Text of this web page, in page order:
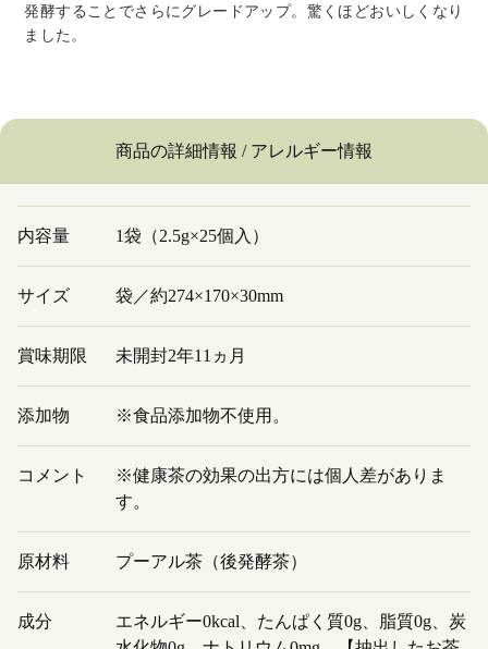
発酵することでさらにグレードアップ。驚くほどおいしくなり
ました。
商品の詳細情報 / アレルギー情報
内容量 1袋（2.5g×25個入）
サイズ 袋／約274×170×30mm
賞味期限 未開封2年11ヵ月
添加物 ※食品添加物不使用。
コメント
※健康茶の効果の出方には個人差がありま
す。
原材料 プーアル茶（後発酵茶）
成分
エネルギー0kcal、たんぱく質0g、脂質0g、炭